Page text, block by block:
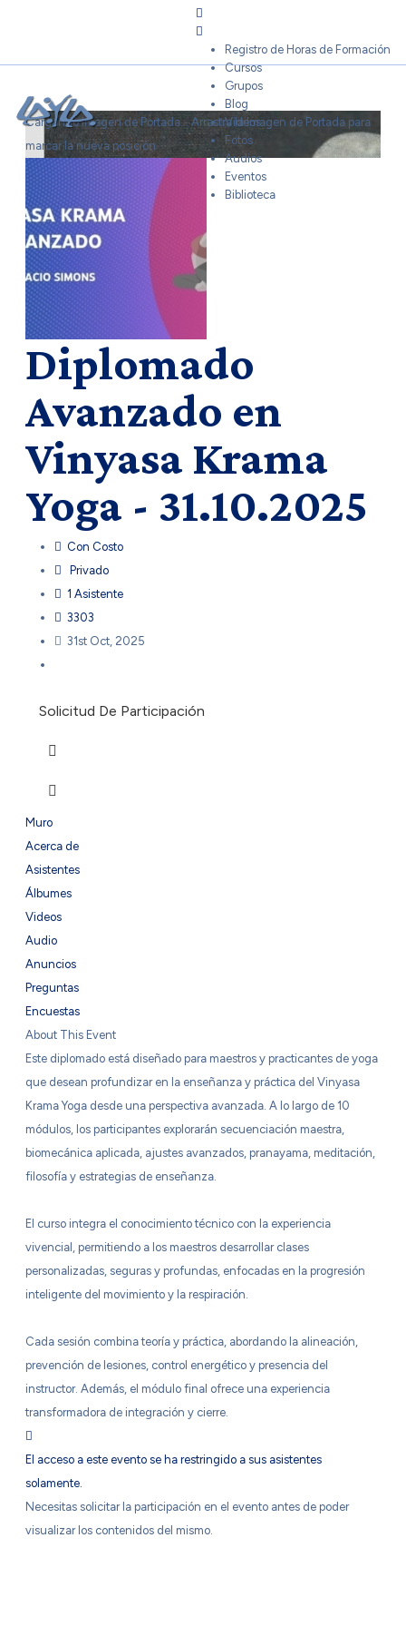
Registro de Horas de Formación
Cursos
Grupos
Blog
Videos
Fotos
Audios
Eventos
Biblioteca
Cargando Imagen de Portada... Arrastra la Imagen de Portada para
marcar la nueva posición
Diplomado
Avanzado en
Vinyasa Krama
Yoga - 31.10.2025
Con Costo
Privado
1 Asistente
3303
31st Oct, 2025
Solicitud De Participación
Muro
Acerca de
Asistentes
Álbumes
Videos
Audio
Anuncios
Preguntas
Encuestas
About This Event
Este diplomado está diseñado para maestros y practicantes de yoga
que desean profundizar en la enseñanza y práctica del Vinyasa
Krama Yoga desde una perspectiva avanzada. A lo largo de 10
módulos, los participantes explorarán secuenciación maestra,
biomecánica aplicada, ajustes avanzados, pranayama, meditación,
filosofía y estrategias de enseñanza.
El curso integra el conocimiento técnico con la experiencia
vivencial, permitiendo a los maestros desarrollar clases
personalizadas, seguras y profundas, enfocadas en la progresión
inteligente del movimiento y la respiración.
Cada sesión combina teoría y práctica, abordando la alineación,
prevención de lesiones, control energético y presencia del
instructor. Además, el módulo final ofrece una experiencia
transformadora de integración y cierre.
El acceso a este evento se ha restringido a sus asistentes
solamente.
Necesitas solicitar la participación en el evento antes de poder
visualizar los contenidos del mismo.